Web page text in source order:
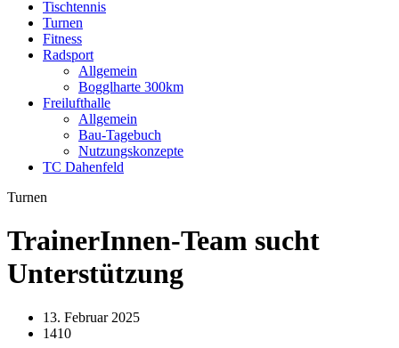
Tischtennis
Turnen
Fitness
Radsport
Allgemein
Bogglharte 300km
Freilufthalle
Allgemein
Bau-Tagebuch
Nutzungskonzepte
TC Dahenfeld
Turnen
TrainerInnen-Team sucht
Unterstützung
13. Februar 2025
1410